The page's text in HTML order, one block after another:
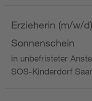
Erzieherin (m/w/
Sonnenschein
in unbefristeter
SOS-Kinderdorf